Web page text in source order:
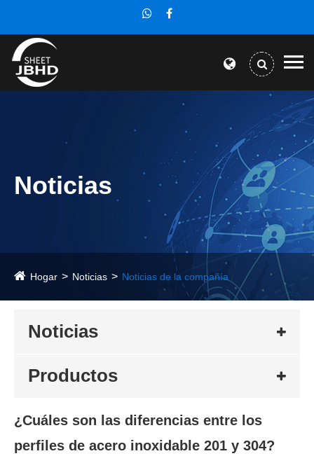
Noticias
Hogar Noticias Noticias de la compañía
Noticias
Productos
¿Cuáles son las diferencias entre los
perfiles de acero inoxidable 201 y 304?